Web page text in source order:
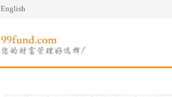
English